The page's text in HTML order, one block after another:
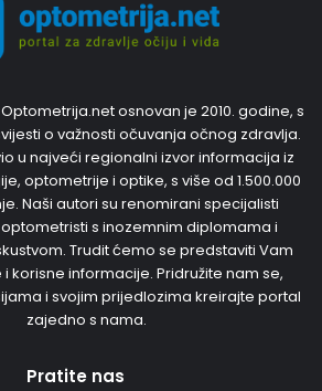
osnovan je 2010. godine, s
o važnosti očuvanja očnog zdravlja.
u najveći regionalni izvor informacija iz
optometrije i optike, s više od 1.500.000
Naši autori su renomirani specijalisti
s inozemnim diplomama i
Trudit ćemo se predstaviti Vam
korisne informacije. Pridružite nam se,
i svojim prijedlozima kreirajte portal
zajedno s nama.
Pratite nas